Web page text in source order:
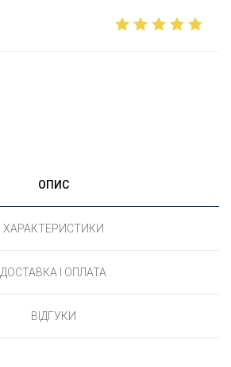
ОПИС
ХАРАКТЕРИСТИКИ
ДОСТАВКА І ОПЛАТА
ВІДГУКИ